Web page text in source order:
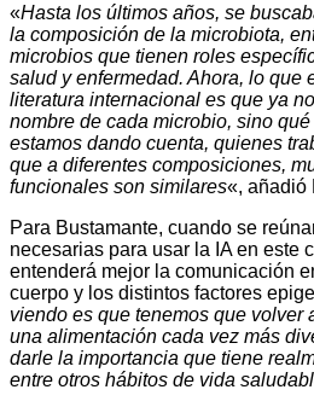
«Hasta los últimos años, se
la composición de la microbiota,
microbios que tienen roles
salud y enfermedad. Ahora, lo que
literatura internacional es que ya
nombre de cada microbio, sino
estamos dando cuenta, quienes
que a diferentes composiciones,
funcionales son similares«, añadió
Para Bustamante, cuando se
necesarias para usar la IA en este
entenderá mejor la comunicación
cuerpo y los distintos factores
viendo es que tenemos que volver
una alimentación cada vez más
darle la importancia que tiene
entre otros hábitos de vida